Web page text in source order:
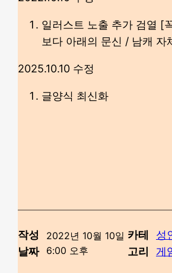
일러스트 노출 추가 검열 [
보다 아래의 문신 / 남캐
2025.10.10 수정
글양식 최신화
작성
날짜
2022년 10월 10일
6:00 오후
카테
고리
성
게